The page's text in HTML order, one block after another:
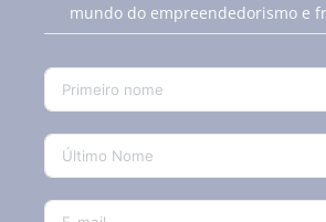
mundo do empreendedorismo e